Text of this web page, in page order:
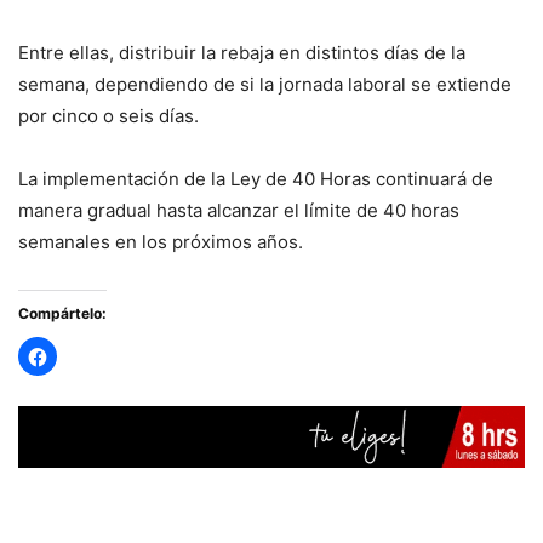
Entre ellas, distribuir la rebaja en distintos días de la
semana, dependiendo de si la jornada laboral se extiende
por cinco o seis días.
La implementación de la Ley de 40 Horas continuará de
manera gradual hasta alcanzar el límite de 40 horas
semanales en los próximos años.
Compártelo: